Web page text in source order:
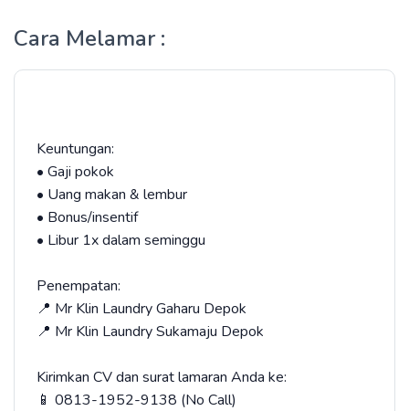
Cara Melamar :
Keuntungan:
• Gaji pokok
• Uang makan & lembur
• Bonus/insentif
• Libur 1x dalam seminggu
Penempatan:
📍 Mr Klin Laundry Gaharu Depok
📍 Mr Klin Laundry Sukamaju Depok
Kirimkan CV dan surat lamaran Anda ke:
📱 0813-1952-9138 (No Call)